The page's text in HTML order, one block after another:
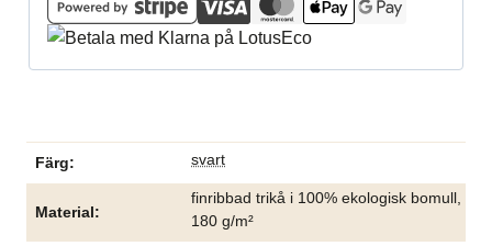
Färg svart
Material
finribbad trikå i 100% ekologisk bomull,
180 g/m²